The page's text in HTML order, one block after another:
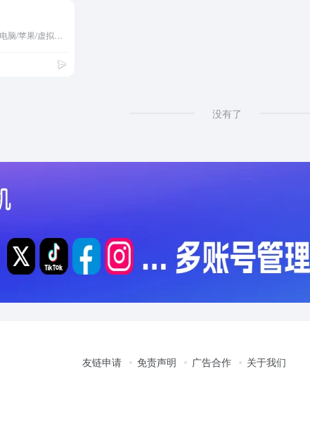
没有了
友链申请 免责声明 广告合作 关于我们